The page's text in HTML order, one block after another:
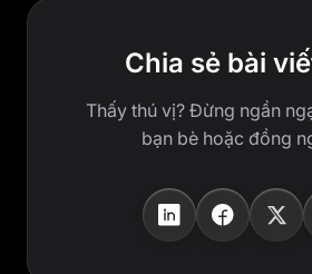
Chia sẻ bài
Thấy thú vị? Đừng ngần
bạn bè hoặc đồng